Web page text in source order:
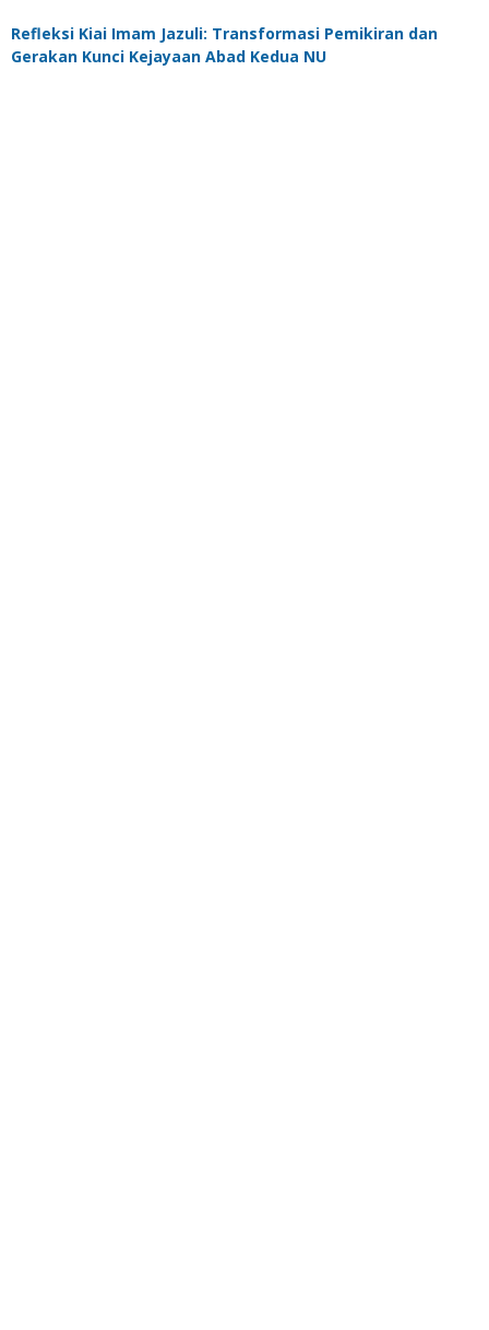
Refleksi Kiai Imam Jazuli: Transformasi Pemikiran dan
Gerakan Kunci Kejayaan Abad Kedua NU